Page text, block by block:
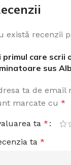
există recenzii
primul care scrii
sus
ta de email
marcate cu *
ta *
ta *